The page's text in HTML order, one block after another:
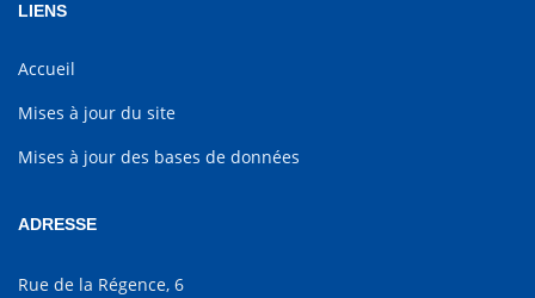
LIENS
Accueil
Mises à jour du site
Mises à jour des bases de données
ADRESSE
Rue de la Régence, 6